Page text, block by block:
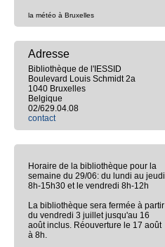
la météo à Bruxelles
Adresse
Bibliothèque de l'IESSID
Boulevard Louis Schmidt 2a
1040 Bruxelles
Belgique
02/629.04.08
contact
Horaire de la bibliothèque pour la
semaine du 29/06: du lundi au jeudi
8h-15h30 et le vendredi 8h-12h
La bibliothèque sera fermée à partir
du vendredi 3 juillet jusqu'au 16
août inclus. Réouverture le 17 août
à 8h.